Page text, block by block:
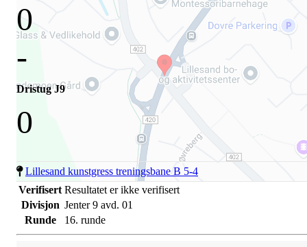
0
-
Dristug J9
0
Lillesand kunstgress treningsbane B 5-4
Verifisert Resultatet er ikke verifisert
Divisjon Jenter 9 avd. 01
Runde
16. runde